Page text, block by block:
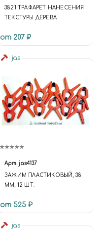
3821 ТРАФАРЕТ НАНЕСЕНИЯ
ТЕКСТУРЫ ДЕРЕВА
от 207 ₽
jas
Арт. jas4137
ЗАЖИМ ПЛАСТИКОВЫЙ, 38
ММ, 12 ШТ.
от 525 ₽
jas